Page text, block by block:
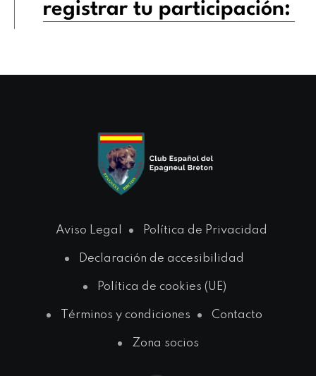
registrar tu participación:
Aviso Legal Política de Privacidad
Declaración de accesibilidad
Política de cookies (UE)
Términos y condiciones Contacto
Zona socios